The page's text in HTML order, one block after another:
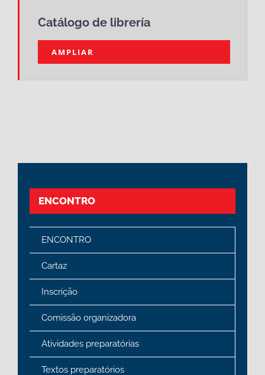
Catálogo de librería
AMPLIAR
ENCONTRO
ENCONTRO
Cartaz
Inscrição
Comissão organizadora
Atividades preparatórias
Textos preparatórios